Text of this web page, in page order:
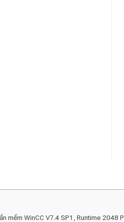
mềm WinCC V7.4 SP1, Runtime 2048